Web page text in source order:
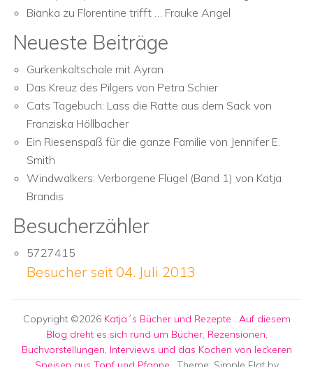
Bianka zu Florentine trifft … Frauke Angel
Neueste Beiträge
Gurkenkaltschale mit Ayran
Das Kreuz des Pilgers von Petra Schier
Cats Tagebuch: Lass die Ratte aus dem Sack von
Franziska Höllbacher
Ein Riesenspaß für die ganze Familie von Jennifer E.
Smith
Windwalkers: Verborgene Flügel (Band 1) von Katja
Brandis
Besucherzähler
5727415
Besucher seit 04. Juli 2013
Copyright ©2026 Katja´s Bücher und Rezepte : Auf diesem
Blog dreht es sich rund um Bücher, Rezensionen,
Buchvorstellungen, Interviews und das Kochen von leckeren